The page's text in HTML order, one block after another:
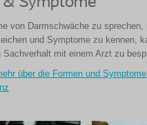
von Darmschwäche zu
und Symptome zu kennen,
Sachverhalt mit einem Arzt zu
über die Formen und